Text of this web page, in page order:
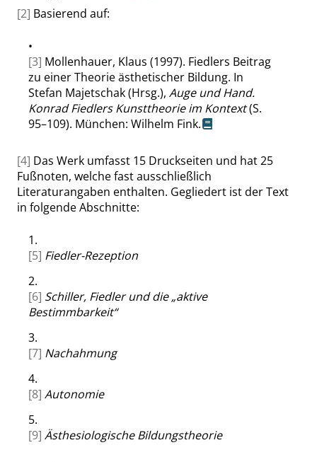
[2] Basierend auf:
•
[3] Mollenhauer, Klaus (1997). Fiedlers Beitrag
zu einer Theorie ästhetischer Bildung. In
Stefan Majetschak (Hrsg.), Auge und Hand.
Konrad Fiedlers Kunsttheorie im Kontext(S.
95–109). München: Wilhelm Fink.
[4] Das Werk umfasst 15 Druckseiten und hat 25
Fußnoten, welche fast ausschließlich
Literaturangaben enthalten. Gegliedert ist der Text
in folgende Abschnitte:
1.
[5] Fiedler-Rezeption
2.
[6] Schiller, Fiedler und die„aktive
Bestimmbarkeit“
3.
[7] Nachahmung
4.
[8] Autonomie
5.
[9] Ästhesiologische Bildungstheorie